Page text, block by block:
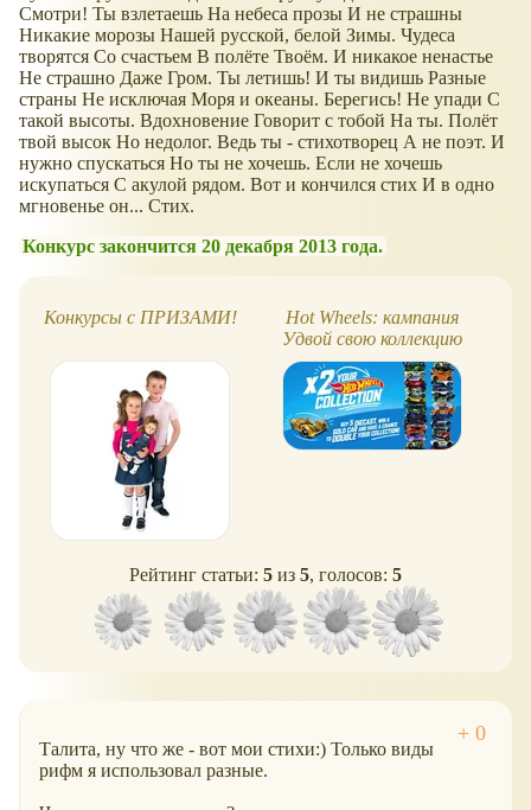
Смотри! Ты взлетаешь На небеса прозы И не страшны
Никакие морозы Нашей русской, белой Зимы. Чудеса
творятся Со счастьем В полёте Твоём. И никакое ненастье
Не страшно Даже Гром. Ты летишь! И ты видишь Разные
страны Не исключая Моря и океаны. Берегись! Не упади С
такой высоты. Вдохновение Говорит с тобой На ты. Полёт
твой высок Но недолог. Ведь ты - стихотворец А не поэт. И
нужно спускаться Но ты не хочешь. Если не хочешь
искупаться С акулой рядом. Вот и кончился стих И в одно
мгновенье он... Стих.
Конкурс закончится 20 декабря 2013 года.
Конкурсы с ПРИЗАМИ!
Hot Wheels: кампания
Удвой свою коллекцию
Рейтинг статьи: 5 из 5, голосов: 5
Талита, ну что же - вот мои стихи:) Только виды
рифм я использовал разные.